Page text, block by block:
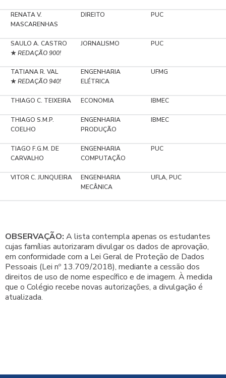
RENATA V.
MASCARENHAS
DIREITO PUC
SAULO A. CASTRO
★ REDAÇÃO 900!
JORNALISMO PUC
TATIANA R. VAL
★ REDAÇÃO 940!
ENGENHARIA
ELÉTRICA
UFMG
THIAGO C. TEIXEIRA ECONOMIA IBMEC
THIAGO S.M.P.
COELHO
ENGENHARIA
PRODUÇÃO
IBMEC
TIAGO F.G.M. DE
CARVALHO
ENGENHARIA
COMPUTAÇÃO
PUC
VITOR C. JUNQUEIRA
ENGENHARIA
MECÂNICA
UFLA, PUC
OBSERVAÇÃO: A lista contempla apenas os estudantes
cujas famílias autorizaram divulgar os dados de aprovação,
em conformidade com a Lei Geral de Proteção de Dados
Pessoais (Lei nº 13.709/2018), mediante a cessão dos
direitos de uso de nome específico e de imagem. À medida
que o Colégio recebe novas autorizações, a divulgação é
atualizada.